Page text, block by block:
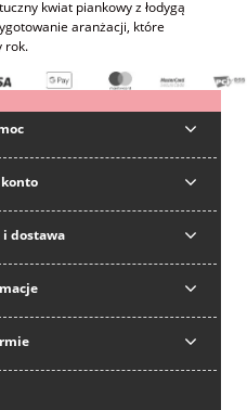
kwiat piankowy z łodygą
aranżacji, które
rok.
i dostawa